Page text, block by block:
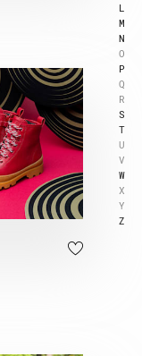
L
M
N
O
P
Q
R
S
T
U
V
W
X
Y
Z